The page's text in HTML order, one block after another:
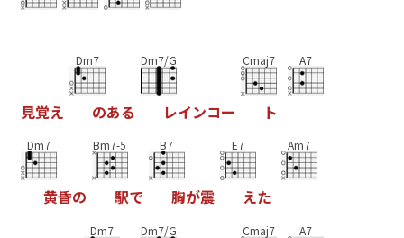
見覚え
Dm7
のある
Dm7/G
レインコー
Cmaj7
ト
A7
Dm7
黄昏の
Bm7-5
駅で
B7
胸が震
E7
えた
Am7
Dm7 Dm7/G Cmaj7 A7